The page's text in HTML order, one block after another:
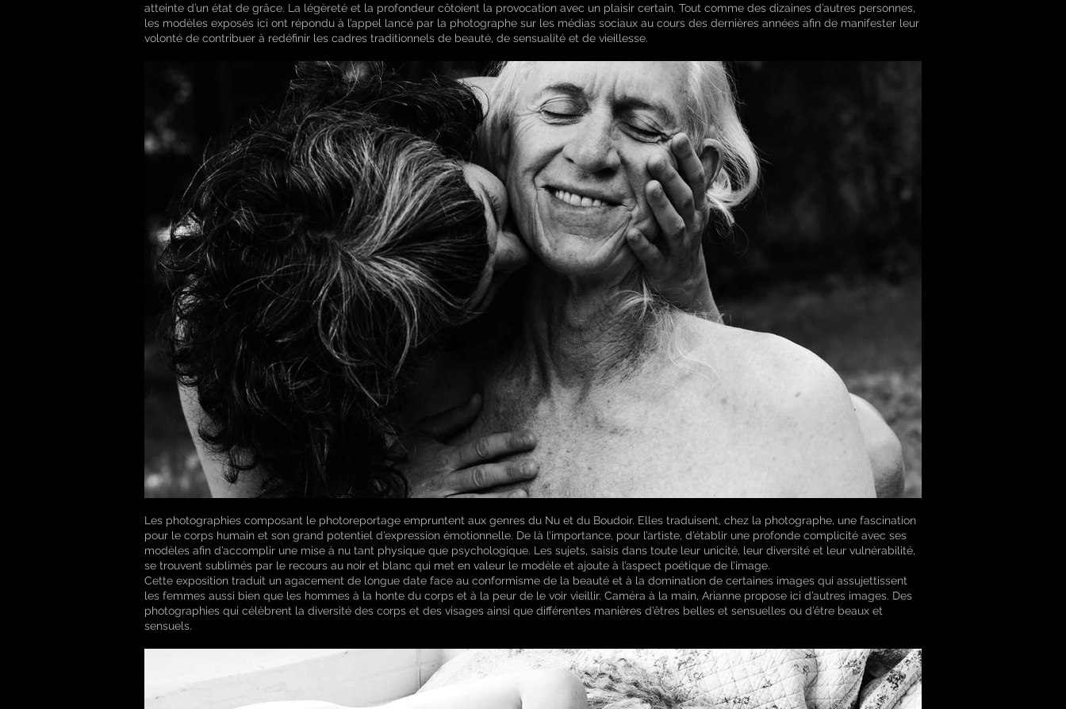
atteinte d’un état de grâce. La légèreté et la profondeur côtoient la provocation avec un plaisir certain. Tout comme des dizaines d’autres personnes,
les modèles exposés ici ont répondu à l’appel lancé par la photographe sur les médias sociaux au cours des dernières années afin de manifester leur
volonté de contribuer à redéfinir les cadres traditionnels de beauté, de sensualité et de vieillesse.
Les photographies composant le photoreportage empruntent aux genres du Nu et du Boudoir. Elles traduisent, chez la photographe, une fascination
pour le corps humain et son grand potentiel d’expression émotionnelle. De là l’importance, pour l’artiste, d’établir une profonde complicité avec ses
modèles afin d’accomplir une mise à nu tant physique que psychologique. Les sujets, saisis dans toute leur unicité, leur diversité et leur vulnérabilité,
se trouvent sublimés par le recours au noir et blanc qui met en valeur le modèle et ajoute à l’aspect poétique de l’image.
Cette exposition traduit un agacement de longue date face au conformisme de la beauté et à la domination de certaines images qui assujettissent
les femmes aussi bien que les hommes à la honte du corps et à la peur de le voir vieillir. Caméra à la main, Arianne propose ici d’autres images. Des
photographies qui célèbrent la diversité des corps et des visages ainsi que différentes manières d’êtres belles et sensuelles ou d’être beaux et
sensuels.